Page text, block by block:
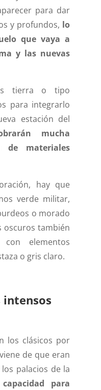
para dar
y profundos, lo
que vaya a
y las nuevas
tierra o tipo
para integrarlo
estación del
mucha
de materiales
hay que
verde militar,
o morado
oscuros también
elementos
o gris claro.
intensos
los clásicos por
de que eran
palacios de la
para